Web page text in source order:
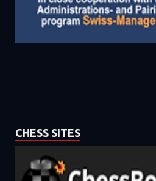
CHESS SITES